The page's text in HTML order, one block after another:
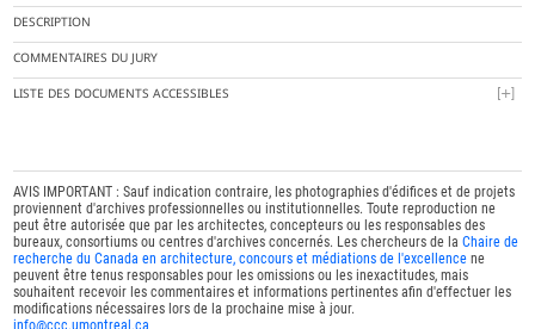
DESCRIPTION
COMMENTAIRES DU JURY
LISTE DES DOCUMENTS ACCESSIBLES
AVIS IMPORTANT : Sauf indication contraire, les photographies d'édifices et de projets
proviennent d'archives professionnelles ou institutionnelles. Toute reproduction ne
peut être autorisée que par les architectes, concepteurs ou les responsables des
bureaux, consortiums ou centres d'archives concernés. Les chercheurs de laChaire de
recherche du Canada en architecture, concours et médiations de l'excellence ne
peuvent être tenus responsables pour les omissions ou les inexactitudes, mais
souhaitent recevoir les commentaires et informations pertinentes afin d'effectuer les
modifications nécessaires lors de la prochaine mise à jour.
info@ccc.umontreal.ca